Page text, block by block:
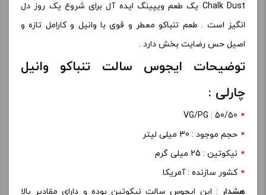
Chalk Dust یک طعم ویپینگ ایده آل برای شروع یک روز دل
انگیز است . طعم تنباکو معطر و قوی با وانیل و کارامل تازه و
اصیل حس رضایت بخش دارد .
توضیحات ایجوس سالت تنباکو وانیل
چارلی :
VG/PG : 50/50
حجم موجود : 30 میلی لیتر
نیکوتین : 25 میلی گرم
کشور سازنده : آمریکا
هشدار : این ایجوس سالت نیکوتین بوده و دارای مقادیر بالا